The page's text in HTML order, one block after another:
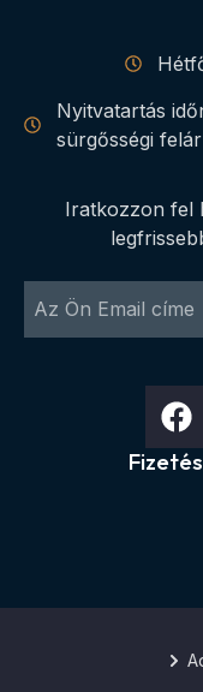
Nyitvatartás
sürgősségi
Iratkozzon fel